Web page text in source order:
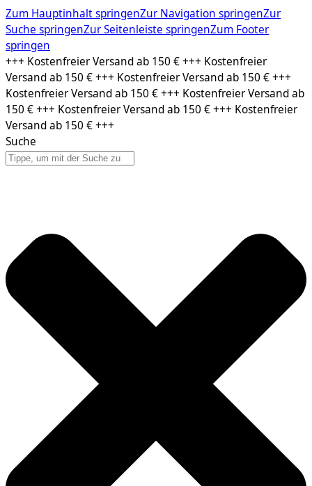
Zum Hauptinhalt springenZur Navigation springenZur
Suche springenZur Seitenleiste springenZum Footer
springen
Zum
Inhalt
springen
+++ Kostenfreier Versand ab 150 € +++ Kostenfreier
Versand ab 150 € +++ Kostenfreier Versand ab 150 € +++
Kostenfreier Versand ab 150 € +++ Kostenfreier Versand ab
150 € +++ Kostenfreier Versand ab 150 € +++ Kostenfreier
Versand ab 150 € +++
Suche